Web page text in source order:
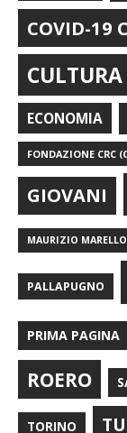
COVID-19
CULTURA
ECONOMIA
FONDAZIONE CRC
GIOVANI
MAURIZIO MARELLO
PALLAPUGNO
PRIMA PAGINA
ROERO
TORINO